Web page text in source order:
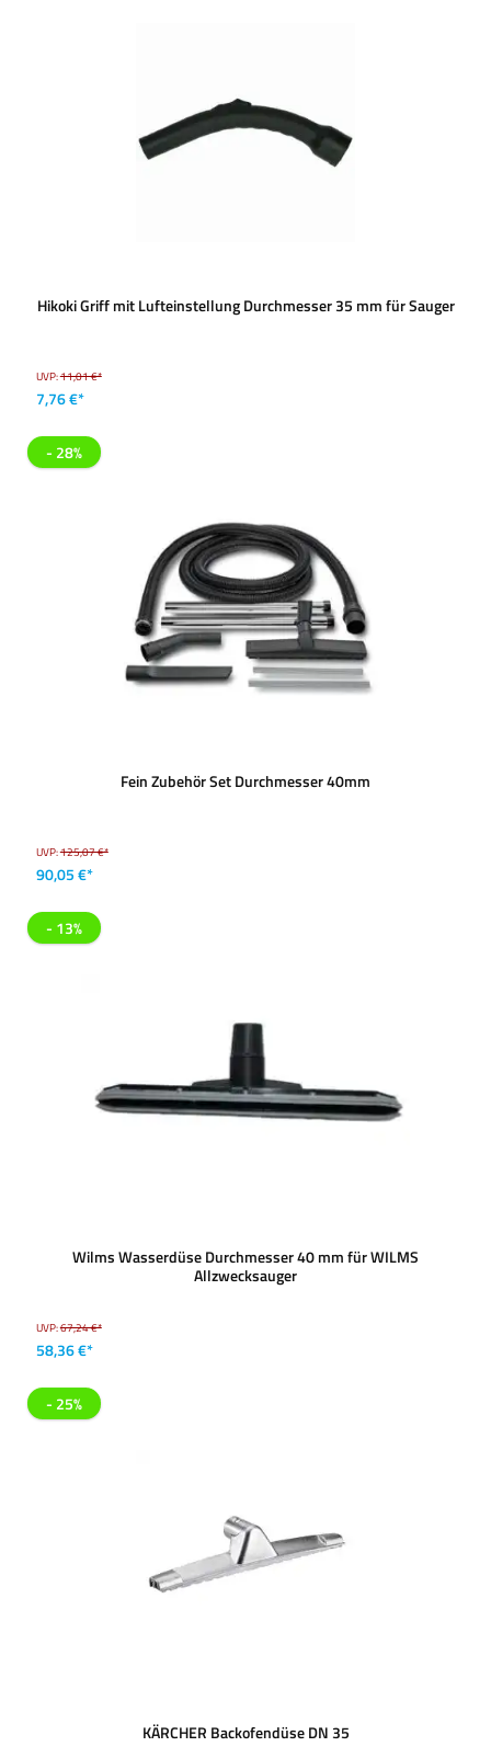
Hikoki Griff mit Lufteinstellung Durchmesser 35 mm für Sauger
UVP:11,01 €*
7,76 €*
- 28%
Fein Zubehör Set Durchmesser 40mm
UVP:125,07 €*
90,05 €*
- 13%
Wilms Wasserdüse Durchmesser 40 mm für WILMS
Allzwecksauger
UVP:67,24 €*
58,36 €*
- 25%
KÄRCHER Backofendüse DN 35